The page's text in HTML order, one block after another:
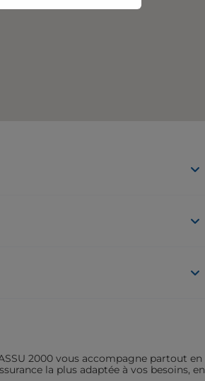
2000 vous accompagne partout en
la plus adaptée à vos besoins, en